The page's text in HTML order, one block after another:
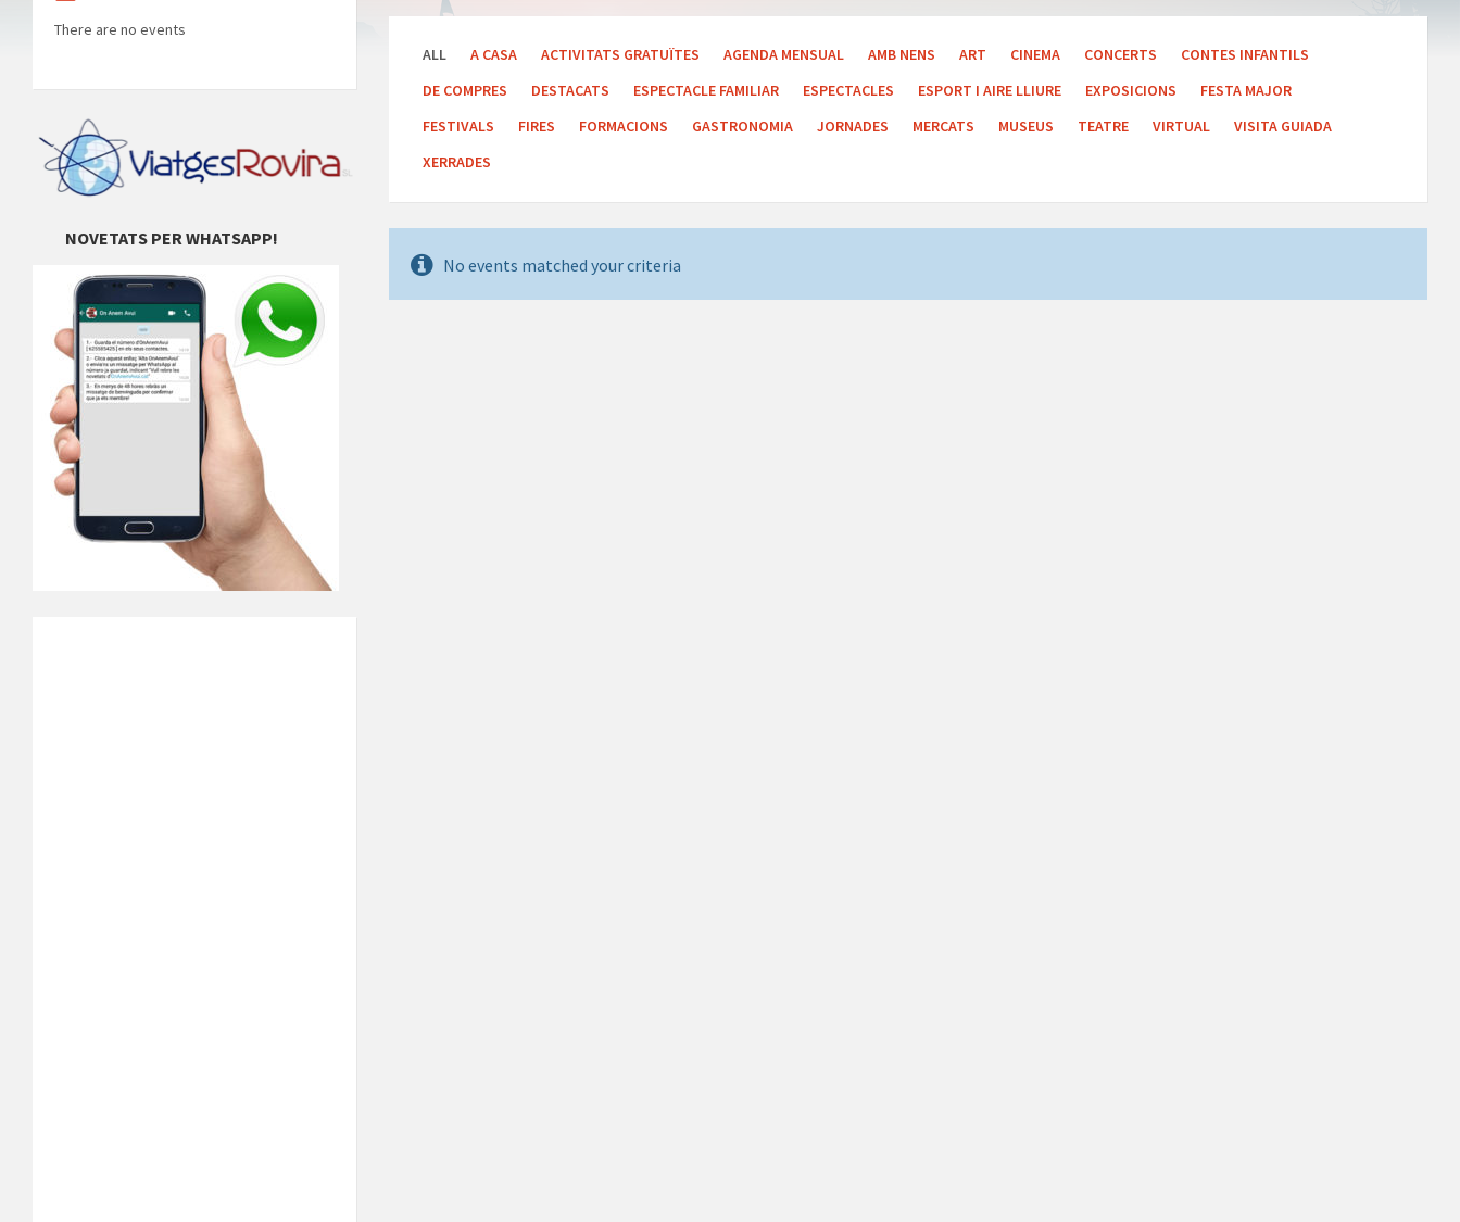
ALL A CASA ACTIVITATS GRATUÏTES AGENDA MENSUAL AMB NENS ART CINEMA CONCERTS
CONTES INFANTILS
DE COMPRES
DESTACATS ESPECTACLE FAMILIAR ESPECTACLES ESPORT I AIRE LLIURE EXPOSICIONS
FESTA MAJOR
FESTIVALS
FIRES FORMACIONS GASTRONOMIA JORNADES MERCATS MUSEUS TEATRE VIRTUAL
VISITA GUIADA
XERRADES
No events matched your criteria
There are no events
NOVETATS PER WHATSAPP!